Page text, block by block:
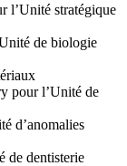
l’Unité stratégique
de biologie
pour l’Unité de
d’anomalies
de dentisterie